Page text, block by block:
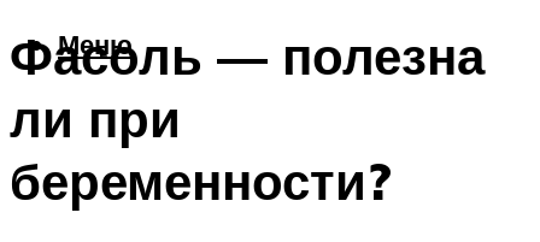
Меню
Фасоль — полезна
ли при
беременности?